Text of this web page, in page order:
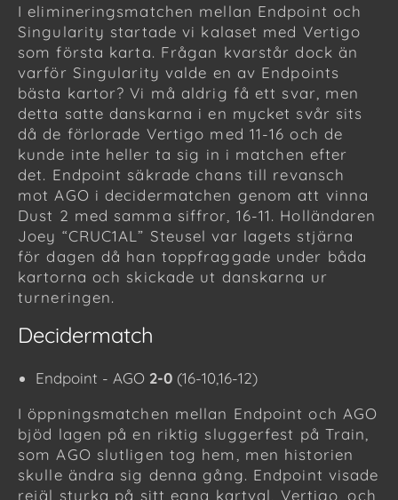
I elimineringsmatchen mellan Endpoint och
Singularity startade vi kalaset med Vertigo
som första karta. Frågan kvarstår dock än
varför Singularity valde en av Endpoints
bästa kartor? Vi må aldrig få ett svar, men
detta satte danskarna i en mycket svår sits
då de förlorade Vertigo med 11-16 och de
kunde inte heller ta sig in i matchen efter
det. Endpoint säkrade chans till revansch
mot AGO i decidermatchen genom att vinna
Dust 2 med samma siffror, 16-11. Holländaren
Joey “CRUC1AL” Steusel var lagets stjärna
för dagen då han toppfraggade under båda
kartorna och skickade ut danskarna ur
turneringen.
Decidermatch
Endpoint - AGO 2-0 (16-10,16-12)
I öppningsmatchen mellan Endpoint och AGO
bjöd lagen på en riktig sluggerfest på Train,
som AGO slutligen tog hem, men historien
skulle ändra sig denna gång. Endpoint visade
rejäl styrka på sitt egna kartval, Vertigo, och